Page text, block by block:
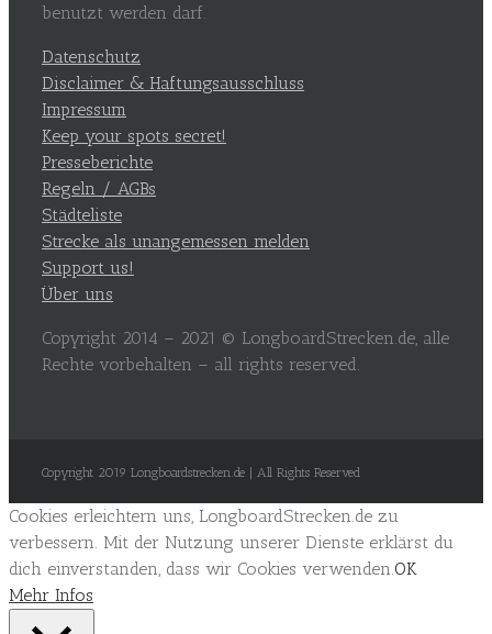
benutzt werden darf.
Datenschutz
Disclaimer & Haftungsausschluss
Impressum
Keep your spots secret!
Presseberichte
Regeln / AGBs
Städteliste
Strecke als unangemessen melden
Support us!
Über uns
Copyright 2014 – 2021 © LongboardStrecken.de, alle
Rechte vorbehalten – all rights reserved.
Copyright 2019 Longboardstrecken.de | All Rights Reserved
Cookies erleichtern uns, LongboardStrecken.de zu
verbessern. Mit der Nutzung unserer Dienste erklärst du
dich einverstanden, dass wir Cookies verwenden. OK
Mehr Infos